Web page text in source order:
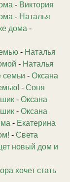
- Виктория
- Наталья
дома -
- Наталья
- Наталья
семьи - Оксана
- Соня
- Оксана
- Оксана
- Екатерина
- Света
новый дом и
хочет стать